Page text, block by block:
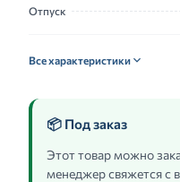
Отпуск
Все характеристики
📦 Под заказ
Этот товар можно
менеджер свяжется с